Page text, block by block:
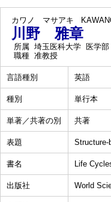
カワノ マサアキ
川野 雅章
所属 埼玉医科大学 医学部
職種 准教授
言語種別 英語
種別 単行本
単著／共著の別 共著
表題 Structure-
書名 Life
出版社 World